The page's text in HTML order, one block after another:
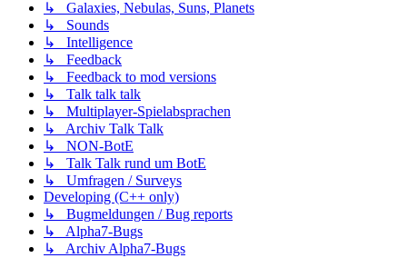
↳ Galaxies, Nebulas, Suns, Planets
↳ Sounds
↳ Intelligence
↳ Feedback
↳ Feedback to mod versions
↳ Talk talk talk
↳ Multiplayer-Spielabsprachen
↳ Archiv Talk Talk
↳ NON-BotE
↳ Talk Talk rund um BotE
↳ Umfragen / Surveys
Developing (C++ only)
↳ Bugmeldungen / Bug reports
↳ Alpha7-Bugs
↳ Archiv Alpha7-Bugs